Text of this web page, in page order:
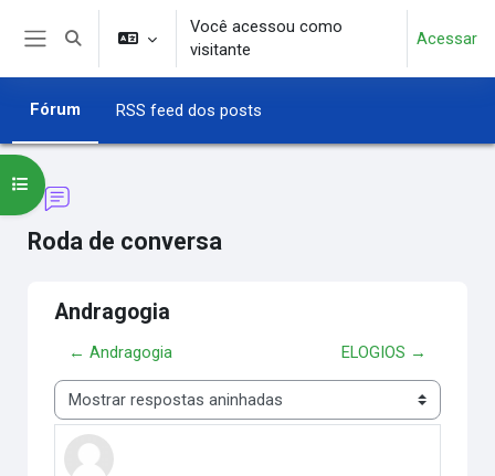
Ir para o conteúdo principal
Alternar entrada de pesquisa
Você acessou como
visitante
Acessar
Fórum RSS feed dos posts
Roda de conversa
Abrir índice do curso
Andragogia
← Andragogia ELOGIOS →
Modo de visualização